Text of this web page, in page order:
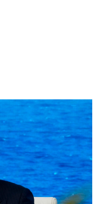
la resiliencia de
la resiliencia de
refuerza la